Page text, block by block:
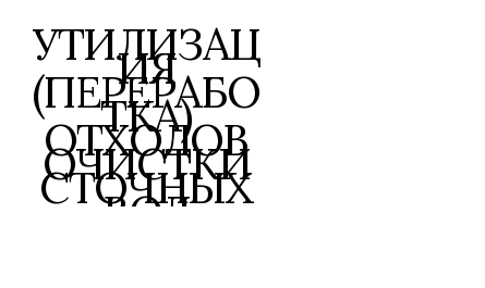
УТИЛИЗАЦ
ИЯ
(ПЕРЕРАБО
ТКА)
ОТХОДОВ
ОЧИСТКИ
СТОЧНЫХ
ВОД